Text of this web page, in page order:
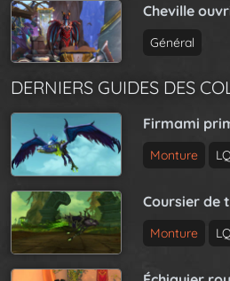
Cheville
Général
DERNIERS GUIDES DES
Firmami
Monture
Coursier de
Monture